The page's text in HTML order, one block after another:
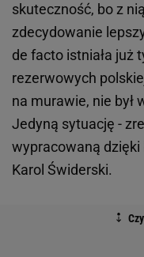
skuteczność, bo z
zdecydowanie
de facto istniała już
rezerwowych
na murawie, nie był
Jedyną sytuację -
wypracowaną dzięki
Karol Świderski.